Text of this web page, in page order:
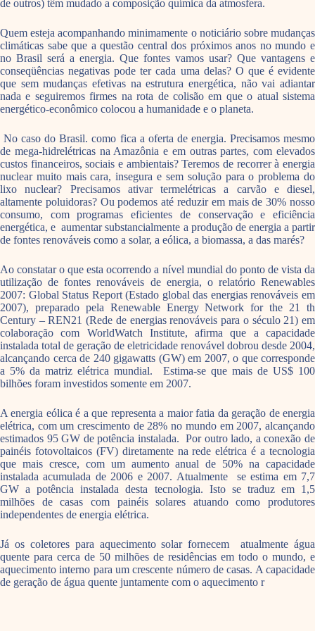
de outros) têm mudado a composição química da atmosfera.
Quem esteja acompanhando minimamente o noticiário sobre mudanças
climáticas sabe que a questão central dos próximos anos no mundo e
no Brasil será a energia. Que fontes vamos usar? Que vantagens e
conseqüências negativas pode ter cada uma delas? O que é evidente
que sem mudanças efetivas na estrutura energética, não vai adiantar
nada e seguiremos firmes na rota de colisão em que o atual sistema
energético-econômico colocou a humanidade e o planeta.
No caso do Brasil. como fica a oferta de energia. Precisamos mesmo
de mega-hidrelétricas na Amazônia e em outras partes, com elevados
custos financeiros, sociais e ambientais? Teremos de recorrer à energia
nuclear muito mais cara, insegura e sem solução para o problema do
lixo nuclear? Precisamos ativar termelétricas a carvão e diesel,
altamente poluidoras? Ou podemos até reduzir em mais de 30% nosso
consumo, com programas eficientes de conservação e eficiência
energética, e aumentar substancialmente a produção de energia a partir
de fontes renováveis como a solar, a eólica, a biomassa, a das marés?
Ao constatar o que esta ocorrendo a nível mundial do ponto de vista da
utilização de fontes renováveis de energia, o relatório Renewables
2007: Global Status Report (Estado global das energias renováveis em
2007), preparado pela Renewable Energy Network for the 21 th
Century – REN21 (Rede de energias renováveis para o século 21) em
colaboração com WorldWatch Institute, afirma que a capacidade
instalada total de geração de eletricidade renovável dobrou desde 2004,
alcançando cerca de 240 gigawatts (GW) em 2007, o que corresponde
a 5% da matriz elétrica mundial. Estima-se que mais de US$ 100
bilhões foram investidos somente em 2007.
A energia eólica é a que representa a maior fatia da geração de energia
elétrica, com um crescimento de 28% no mundo em 2007, alcançando
estimados 95 GW de potência instalada. Por outro lado, a conexão de
painéis fotovoltaicos (FV) diretamente na rede elétrica é a tecnologia
que mais cresce, com um aumento anual de 50% na capacidade
instalada acumulada de 2006 e 2007. Atualmente se estima em 7,7
GW a potência instalada desta tecnologia. Isto se traduz em 1,5
milhões de casas com painéis solares atuando como produtores
independentes de energia elétrica.
Já os coletores para aquecimento solar fornecem atualmente água
quente para cerca de 50 milhões de residências em todo o mundo, e
aquecimento interno para um crescente número de casas. A capacidade
de geração de água quente juntamente com o aquecimento r